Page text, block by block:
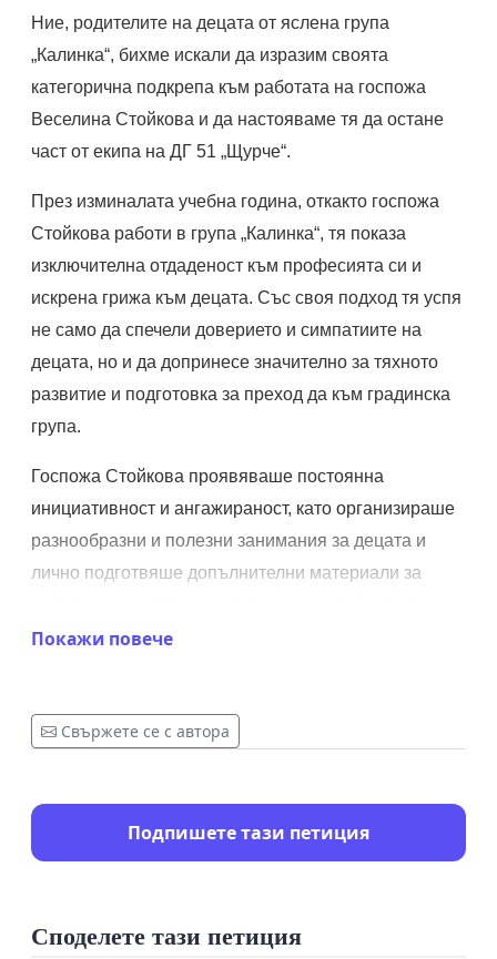
Ние, родителите на децата от яслена група
„Калинка“, бихме искали да изразим своята
категорична подкрепа към работата на госпожа
Веселина Стойкова и да настояваме тя да остане
част от екипа на ДГ 51 „Щурче“.
През изминалата учебна година, откакто госпожа
Стойкова работи в група „Калинка“, тя показа
изключителна отдаденост към професията си и
искрена грижа към децата. Със своя подход тя успя
не само да спечели доверието и симпатиите на
децата, но и да допринесе значително за тяхното
развитие и подготовка за преход да към градинска
група.
Госпожа Стойкова проявяваше постоянна
инициативност и ангажираност, като организираше
разнообразни и полезни занимания за децата и
лично подготвяше допълнителни материали за
дейности. Благодарение на нейния труд децата
Същевременно тя демонстрира отлични
родителите, като винаги предоставяше навременна
и подробна обратна връзка за развитието и
Впечатлени от професионализма и отношението ѝ,
Покажи повече
Свържете се с автора
Подпишете тази петиция
Споделете тази петиция